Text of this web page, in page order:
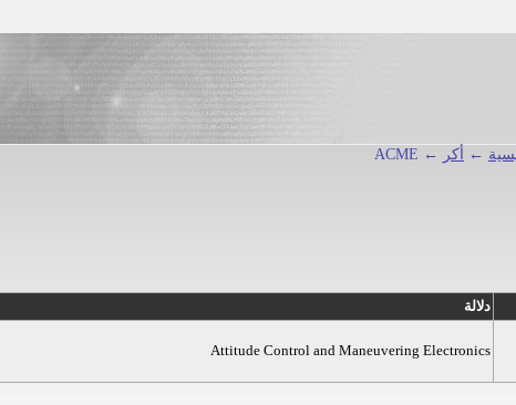
← أكر ← ACME
دلالة
Attitude Control and Maneuvering Electronics